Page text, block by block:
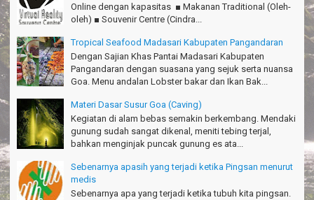
Pangandaran
Jacky - Depok
Haturnuhun kang Arief, Citumang seru!
Risna - Garut
TRIms surVive GIEZAG telah menemani kami ke Gn.Semeru.
Tapak Adventure Club - Bandung Barat
Thanks!
Michael - Sydney
Thanks Bodyrafting Green canyon, extreme, enjoy dan seru
Santoso - Kudus
Online dengan kapasitas ■ Makanan Traditional (Oleh-
oleh) ■ Souvenir Centre (Cindra...
Tropical Seafood Madasari Kabupaten Pangandaran
Dengan Sajian Khas Pantai Madasari Kabupaten
Pangandaran dengan suasana yang sejuk serta nuansa
Goa. Menu andalan Lobster bakar dan Ikan Bak...
Materi Dasar Susur Goa (Caving)
Kegiatan di alam bebas semakin berkembang. Mendaki
gunung sudah sangat dikenal, meniti tebing terjal,
bahkan menginjak puncak gunung es ata...
Sebenarnya apasih yang terjadi ketika Pingsan menurut
medis
Sebenarnya apa yang terjadi ketika tubuh kita pingsan.